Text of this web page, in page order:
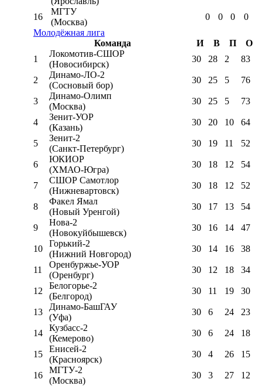
16
МГТУ
(Москва)
0 0 0
0
Молодёжная лига
Команда
И В П
О
1
Локомотив-CШОР
(Новосибирск)
30 28 2 83
2
Динамо-ЛО-2
(Сосновый бор)
30 25 5 76
3
Динамо-Олимп
(Москва)
30 25 5 73
4
Зенит-УОР
(Казань)
30 20 10 64
5
Зенит-2
(Санкт-Петербург)
30 19 11 52
6
ЮКИОР
(ХМАО-Югра)
30 18 12 54
7
СШОР Самотлор
(Нижневартовск)
30 18 12 52
8
Факел Ямал
(Новый Уренгой)
30 17 13 54
9
Нова-2
(Новокуйбышевск)
30 16 14 47
10
Горький-2
(Нижний Новгород)
30 14 16 38
11
Оренбуржье-УОР
(Оренбург)
30 12 18 34
12
Белогорье-2
(Белгород)
30 11 19 30
13
Динамо-БашГАУ
(Уфа)
30 6 24 23
14
Кузбасс-2
(Кемерово)
30 6 24 18
15
Енисей-2
(Красноярск)
30 4 26 15
16
МГТУ-2
(Москва)
30 3 27 12